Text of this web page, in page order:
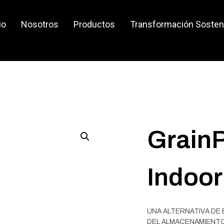
Nosotros Productos Transformación
Indoor
UNA ALTERNATIVA
DEL